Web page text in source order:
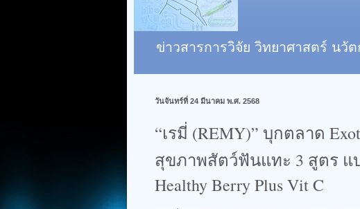
ข่าวสารการวิจัย วิทยาศาสตร์ นวั
วันจันทร์ที่ 24 มีนาคม พ.ศ. 2568
“เรมี่ (REMY)” บุกตลาด
สุขภาพสัตว์ฟันแทะ 3 สูตร​ แ
Healthy Berry Plus Vit C